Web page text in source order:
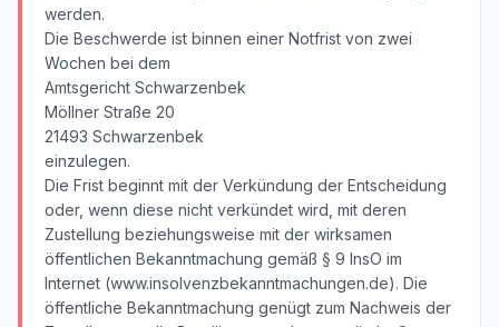
werden.
Die Beschwerde ist binnen einer Notfrist von zwei
Wochen bei dem
Amtsgericht Schwarzenbek
Möllner Straße 20
21493 Schwarzenbek
einzulegen.
Die Frist beginnt mit der Verkündung der Entscheidung
oder, wenn diese nicht verkündet wird, mit deren
Zustellung beziehungsweise mit der wirksamen
öffentlichen Bekanntmachung gemäß § 9 InsO im
Internet (www.insolvenzbekanntmachungen.de). Die
öffentliche Bekanntmachung genügt zum Nachweis der